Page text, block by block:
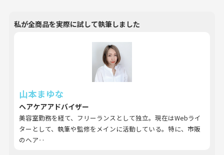
私が全商品を実際に試して執筆しました
山本まゆな
ヘアケアアドバイザー
美容室勤務を経て、フリーランスとして独立。現在はWebライ
ターとして、執筆や監修をメインに活動している。特に、市販
のヘア‥